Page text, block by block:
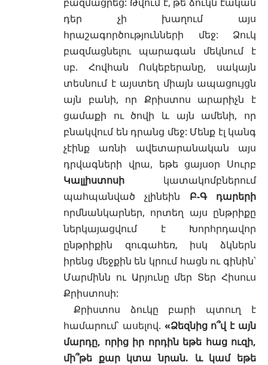
դեր չի խաղում այս
հրաշագործությունների մեջ: Ձուկ
բազմացնելու պարագան մեկնում է
սբ. Հովհան Ոսկեբերանը, սակայն
տեսնում է այստեղ միայն ապացույցն
այն բանի, որ Քրիստոս արարիչն է
ցամաքի ու ծովի և այն ամենի, որ
բնակվում են դրանց մեջ: Մենք էլ կանգ
չէինք առնի ավետարանական այս
դրվագների վրա, եթե ցայսօր Սուրբ
Կալլիստոսի կատակոմբներում
պահպանված չլինեին Բ-Գ դարերի
որմնանկարներ, որտեղ այս ընթրիքը
ներկայացվում է Խորհրդավոր
ընթրիքին զուգահեռ, իսկ ձկներն
իրենց մեջքին են կրում հացն ու գինին՝
Մարմինն ու Արյունը մեր Տեր Հիսուս
Քրիստոսի:
Քրիստոս ձուկը բարի պտուղ է
համարում՝ ասելով. «Ձեզնից ո՞վ է այն
մարդը, որից իր որդին եթե հաց ուզի,
մի՞թե քար կտա նրան. և կամ եթե